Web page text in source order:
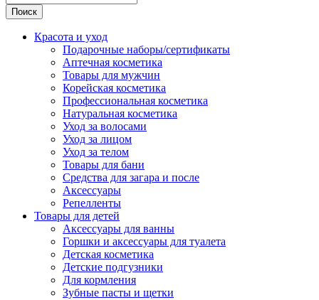
Поиск
Красота и уход
Подарочные наборы/сертификаты
Аптечная косметика
Товары для мужчин
Корейская косметика
Профессиональная косметика
Натуральная косметика
Уход за волосами
Уход за лицом
Уход за телом
Товары для бани
Средства для загара и после
Аксессуары
Репелленты
Товары для детей
Аксессуары для ванны
Горшки и аксессуары для туалета
Детская косметика
Детские подгузники
Для кормления
Зубные пасты и щетки